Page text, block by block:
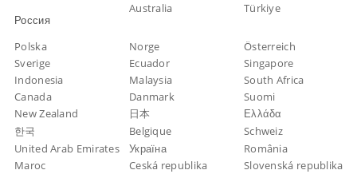
Россия
Australia Türkiye
Polska Norge
Österreich
Sverige
Ecuador
Singapore
Indonesia
Malaysia
South Africa
Canada
Danmark
Suomi
New Zealand
日本
Ελλάδα
한국
Belgique
Schweiz
United Arab Emirates
Україна
România
Maroc
Ceská republika
Slovenská republika